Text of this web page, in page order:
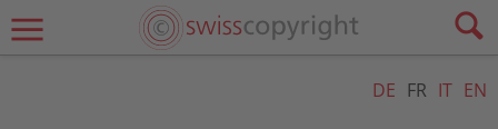
DE FR IT EN